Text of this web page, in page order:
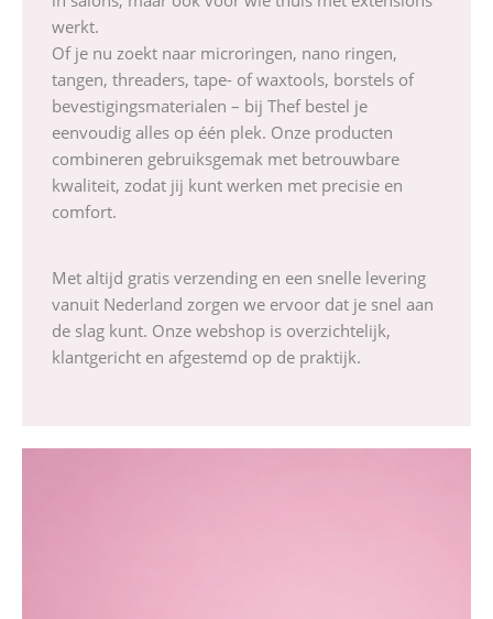
werkt.
Of je nu zoekt naar microringen, nano ringen,
tangen, threaders, tape- of waxtools, borstels of
bevestigingsmaterialen – bij Thef bestel je
eenvoudig alles op één plek. Onze producten
combineren gebruiksgemak met betrouwbare
kwaliteit, zodat jij kunt werken met precisie en
comfort.
Met altijd gratis verzending en een snelle levering
vanuit Nederland zorgen we ervoor dat je snel aan
de slag kunt. Onze webshop is overzichtelijk,
klantgericht en afgestemd op de praktijk.